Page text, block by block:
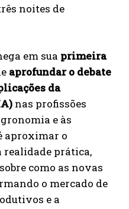
noites de
em sua primeira
aprofundar o debate
da
nas profissões
e às
aproximar o
realidade prática,
como as novas
o mercado de
e a